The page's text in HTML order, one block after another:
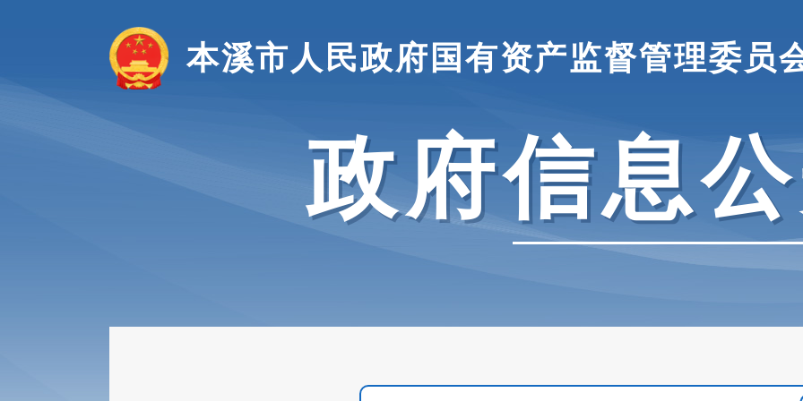
本溪市人民政府国有资产监督管理委员
政府信息